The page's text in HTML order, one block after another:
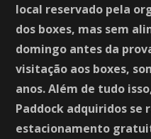
local reservado pela
dos boxes, mas sem
domingo antes da
visitação aos boxes,
anos. Além de tudo
Paddock adquiridos se
estacionamento